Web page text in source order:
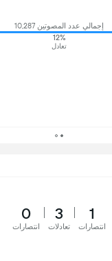
إجمالي عدد المصوتين 10,287
12%
تعادل
1
انتصارات
3
تعادلات
0
انتصارات